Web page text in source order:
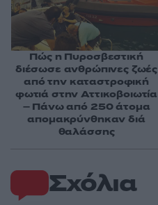
Σχόλια
Πώς η Πυροσβεστική
διέσωσε ανθρώπινες ζωές
από την καταστροφική
φωτιά στην Αττικοβοιωτία
– Πάνω από 250 άτομα
απομακρύνθηκαν διά
θαλάσσης